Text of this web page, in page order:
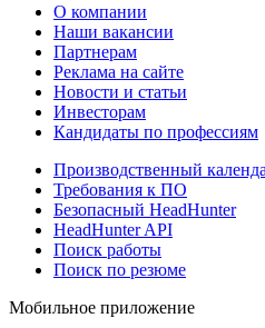
О компании
Наши вакансии
Партнерам
Реклама на сайте
Новости и статьи
Инвесторам
Кандидаты по профессиям
Производственный
Требования к ПО
Безопасный HeadHunter
HeadHunter API
Поиск работы
Поиск по резюме
Мобильное приложение